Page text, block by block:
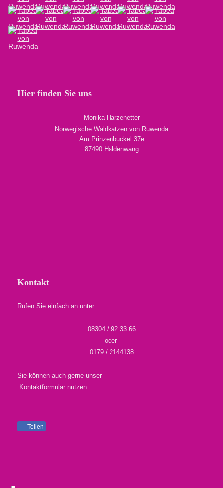
Hier finden Sie uns
Monika Harzenetter
Norwegische Waldkatzen von Ruwenda
Am Prinzenbuckel 37e
87490 Haldenwang
Kontakt
Rufen Sie einfach an unter
08304 / 92 33 66
oder
0179 / 2144138
Sie können auch gerne unser
Kontaktformular nutzen.
Teilen